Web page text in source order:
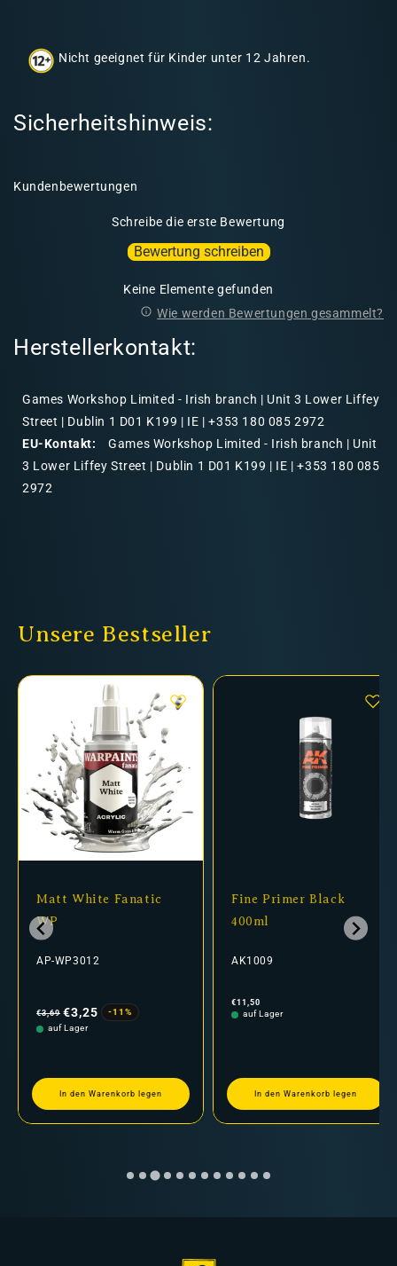
Nicht geeignet für Kinder unter 12 Jahren.
Sicherheitshinweis:
Kundenbewertungen
Schreibe die erste Bewertung
Bewertung schreiben
Keine Elemente gefunden
Wie werden Bewertungen gesammelt?
Herstellerkontakt:
Games Workshop Limited - Irish branch | Unit 3 Lower Liffey
Street | Dublin 1 D01 K199 | IE | +353 180 085 2972
EU-Kontakt:
Games Workshop Limited - Irish branch | Unit
3 Lower Liffey Street | Dublin 1 D01 K199 | IE | +353 180 085
2972
Unsere Bestseller
Matt White Fanatic
WP
AP-WP3012
Preis
€3,69 €3,25
-11%
auf Lager
In den Warenkorb legen
Fine Primer Black
400ml
AK1009
Normaler
Preis
€11,50
auf Lager
In den Warenkorb legen